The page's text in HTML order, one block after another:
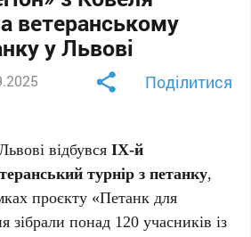
ветеранському
у Львові
Поділитися
відбувсяIX-й
турнір з петанку,
проєкту «Петанк для
зібрали понад 120 учасників із